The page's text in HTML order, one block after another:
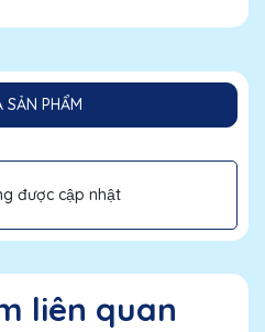
SẢN PHẨM
được cập nhật
liên quan